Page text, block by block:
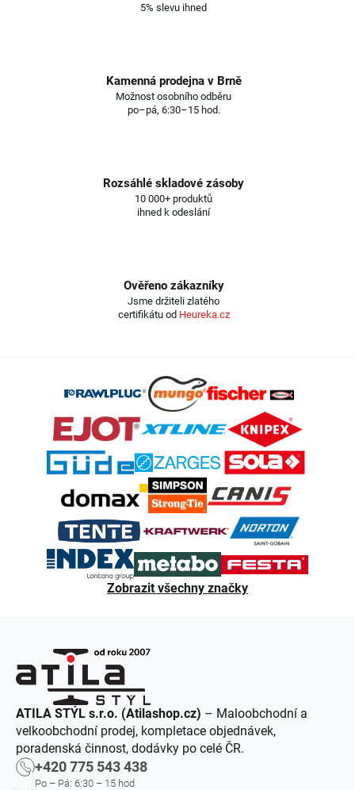
5% slevu ihned
Kamenná prodejna v Brně
Možnost osobního odběru
po–pá, 6:30–15 hod.
Rozsáhlé skladové zásoby
10 000+ produktů
ihned k odeslání
Ověřeno zákazníky
Jsme držiteli zlatého
certifikátu od Heureka.cz
Zobrazit všechny značky
ATILA STÝL s.r.o. (Atilashop.cz) – Maloobchodní a
velkoobchodní prodej, kompletace objednávek,
poradenská činnost, dodávky po celé ČR.
+420 775 543 438
Po – Pá: 6:30 – 15 hod